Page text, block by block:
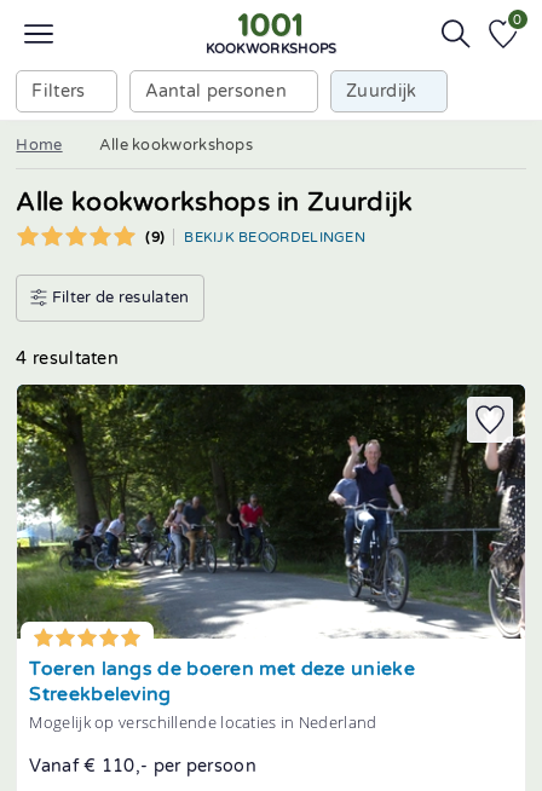
KOOKWORKSHOPS
Filters Aantal personen Zuurdijk
0
Home Alle kookworkshops
Alle kookworkshops in Zuurdijk
(9) BEKIJK BEOORDELINGEN
Filter de resulaten
4 resultaten
Tonen
Toeren langs de boeren met deze unieke
Streekbeleving
Mogelijk op verschillende locaties in Nederland
Vanaf € 110,- per persoon